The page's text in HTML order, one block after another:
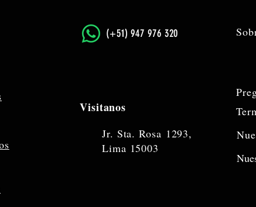
​(+51) 947 976 320
Visitanos
Jr. Sta. Rosa 1293,
Lima 15003